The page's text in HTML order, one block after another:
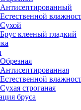
Антисептированный
Естественной
Сухой
Брус клееный гладкий
Обрезная
Антисептированная
Естественной
Сухая строганая
бруса